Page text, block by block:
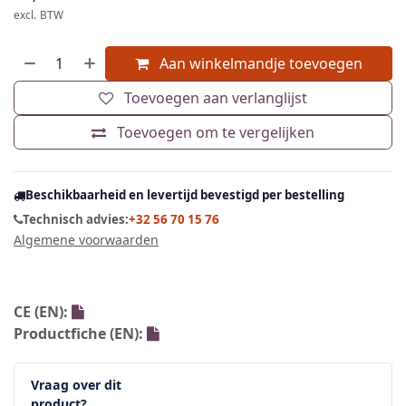
Climax 761 TPE Halfgelaatsmasker
filters voor bescherming tegen gassen, dampen, stof,
nevel en rook. Gecertificeerd volgens EN 140:1998.
12,29€